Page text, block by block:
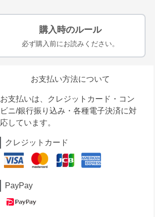
購入時のルール
必ず購入前にお読みください。
お支払い方法について
お支払いは、クレジットカード・コン
ビニ/銀行振り込み・各種電子決済に対
応しています。
クレジットカード
PayPay